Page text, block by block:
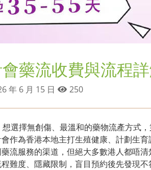
藥流收費與流程
年 6 月 15 日 250
選擇無創傷、最溫和的藥物流產方式
作為香港本地主打生殖健康、計劃生
流服務的渠道，但絕大多數港人都唔清
難度、隱藏限制，盲目預約後先發現